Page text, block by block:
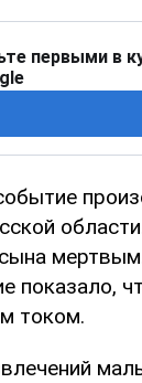
первыми в
показало,
током.